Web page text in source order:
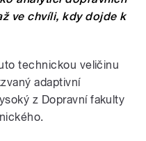
ve chvíli, kdy dojde k
technickou veličinu
adaptivní
z Dopravní fakulty